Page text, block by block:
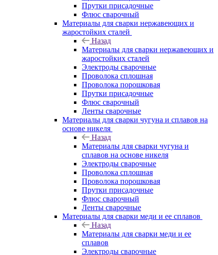
Прутки присадочные
Флюс сварочный
Материалы для сварки нержавеющих и
жаростойких сталей
Назад
Материалы для сварки нержавеющих и
жаростойких сталей
Электроды сварочные
Проволока сплошная
Проволока порошковая
Прутки присадочные
Флюс сварочный
Ленты сварочные
Материалы для сварки чугуна и сплавов на
основе никеля
Назад
Материалы для сварки чугуна и
сплавов на основе никеля
Электроды сварочные
Проволока сплошная
Проволока порошковая
Прутки присадочные
Флюс сварочный
Ленты сварочные
Материалы для сварки меди и ее сплавов
Назад
Материалы для сварки меди и ее
сплавов
Электроды сварочные